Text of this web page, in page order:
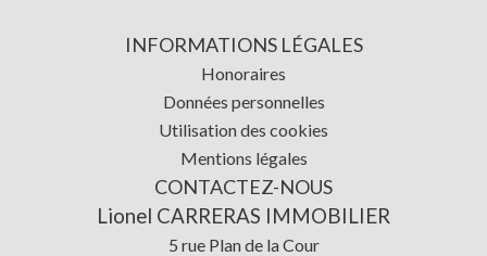
INFORMATIONS LÉGALES
Honoraires
Données personnelles
Utilisation des cookies
Mentions légales
CONTACTEZ-NOUS
Lionel CARRERAS IMMOBILIER
5 rue Plan de la Cour